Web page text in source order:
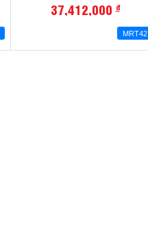
37,412,000đ
MRT42